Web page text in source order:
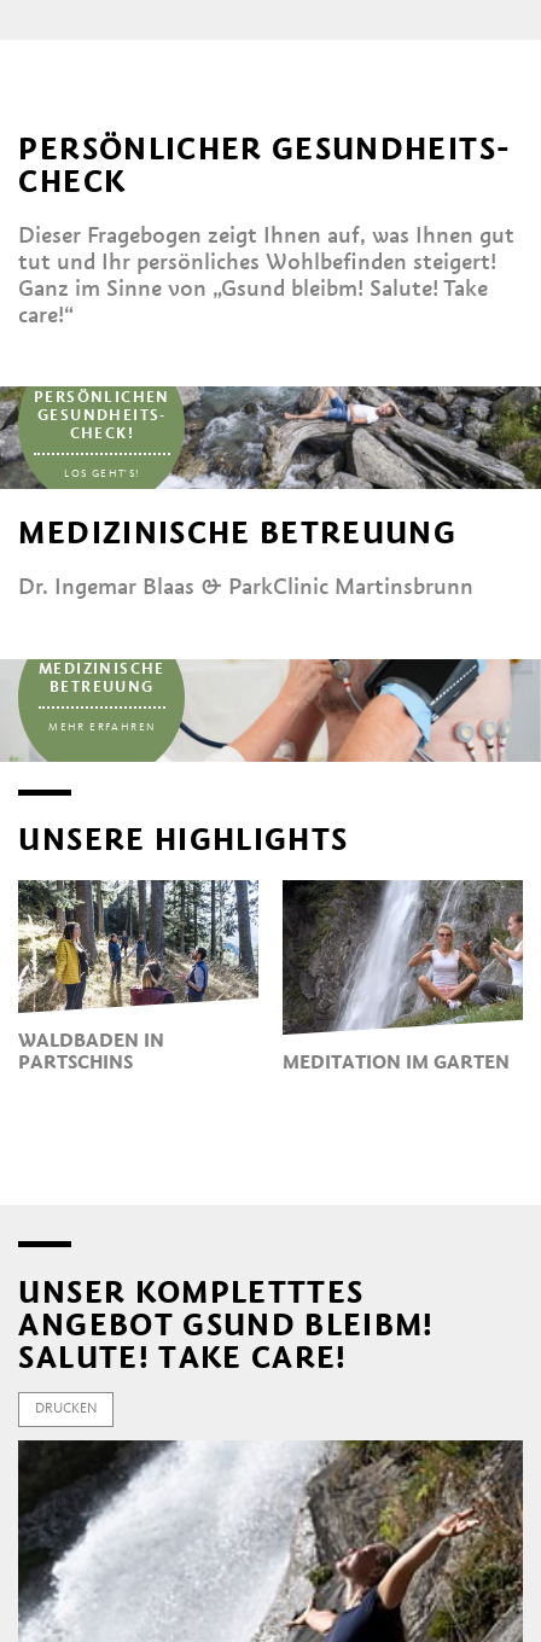
PERSÖNLICHER GESUNDHEITS-
CHECK
Dieser Fragebogen zeigt Ihnen auf, was Ihnen gut
tut und Ihr persönliches Wohlbefinden steigert!
Ganz im Sinne von „Gsund bleibm! Salute! Take
care!“
PERSÖNLICHEN
GESUNDHEITS-
CHECK!
LOS GEHT'S!
MEDIZINISCHE BETREUUNG
Dr. Ingemar Blaas & ParkClinic Martinsbrunn
MEDIZINISCHE
BETREUUNG
MEHR ERFAHREN
UNSERE HIGHLIGHTS
WALDBADEN IN
PARTSCHINS
MEDITATION IM GARTEN
UNSER KOMPLETTTES
ANGEBOT GSUND BLEIBM!
SALUTE! TAKE CARE!
DRUCKEN